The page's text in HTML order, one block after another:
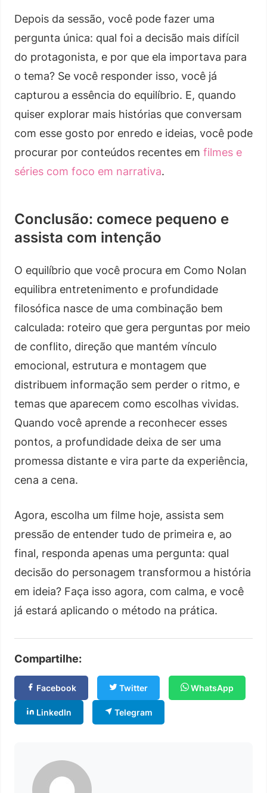
Depois da sessão, você pode fazer uma
pergunta única: qual foi a decisão mais difícil
do protagonista, e por que ela importava para
o tema? Se você responder isso, você já
capturou a essência do equilíbrio. E, quando
quiser explorar mais histórias que conversam
com esse gosto por enredo e ideias, você pode
procurar por conteúdos recentes em filmes e
séries com foco em narrativa.
Conclusão: comece pequeno e
assista com intenção
O equilíbrio que você procura em Como Nolan
equilibra entretenimento e profundidade
filosófica nasce de uma combinação bem
calculada: roteiro que gera perguntas por meio
de conflito, direção que mantém vínculo
emocional, estrutura e montagem que
distribuem informação sem perder o ritmo, e
temas que aparecem como escolhas vividas.
Quando você aprende a reconhecer esses
pontos, a profundidade deixa de ser uma
promessa distante e vira parte da experiência,
cena a cena.
Agora, escolha um filme hoje, assista sem
pressão de entender tudo de primeira e, ao
final, responda apenas uma pergunta: qual
decisão do personagem transformou a história
em ideia? Faça isso agora, com calma, e você
já estará aplicando o método na prática.
Compartilhe:
Facebook Twitter WhatsApp
LinkedIn Telegram